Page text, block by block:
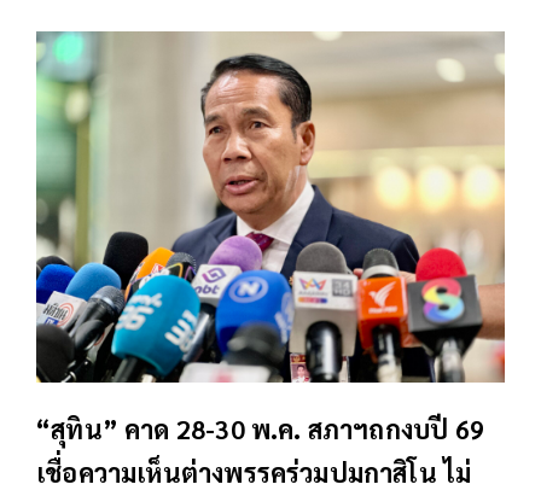
“สุทิน” คาด 28-30 พ.ค. สภาฯถกงบปี 69
เชื่อความเห็นต่างพรรคร่วมปมกาสิโน ไม่